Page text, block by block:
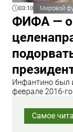
03:10 Мировой
ФИФА —
Инфантино был
феврале 2016‑го
Самое